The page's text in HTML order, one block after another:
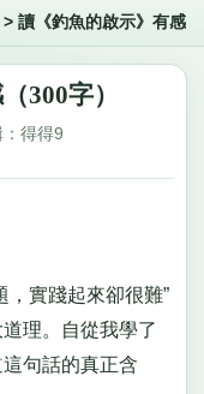
讀《釣魚的啟示》有感
300字）
得得9
實踐起來卻很難”
理。自從我學了
句話的真正含